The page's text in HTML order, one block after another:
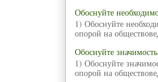
Обоснуйте
1) Обоснуйте
опорой на
Обоснуйте
1) Обоснуйте
опорой на